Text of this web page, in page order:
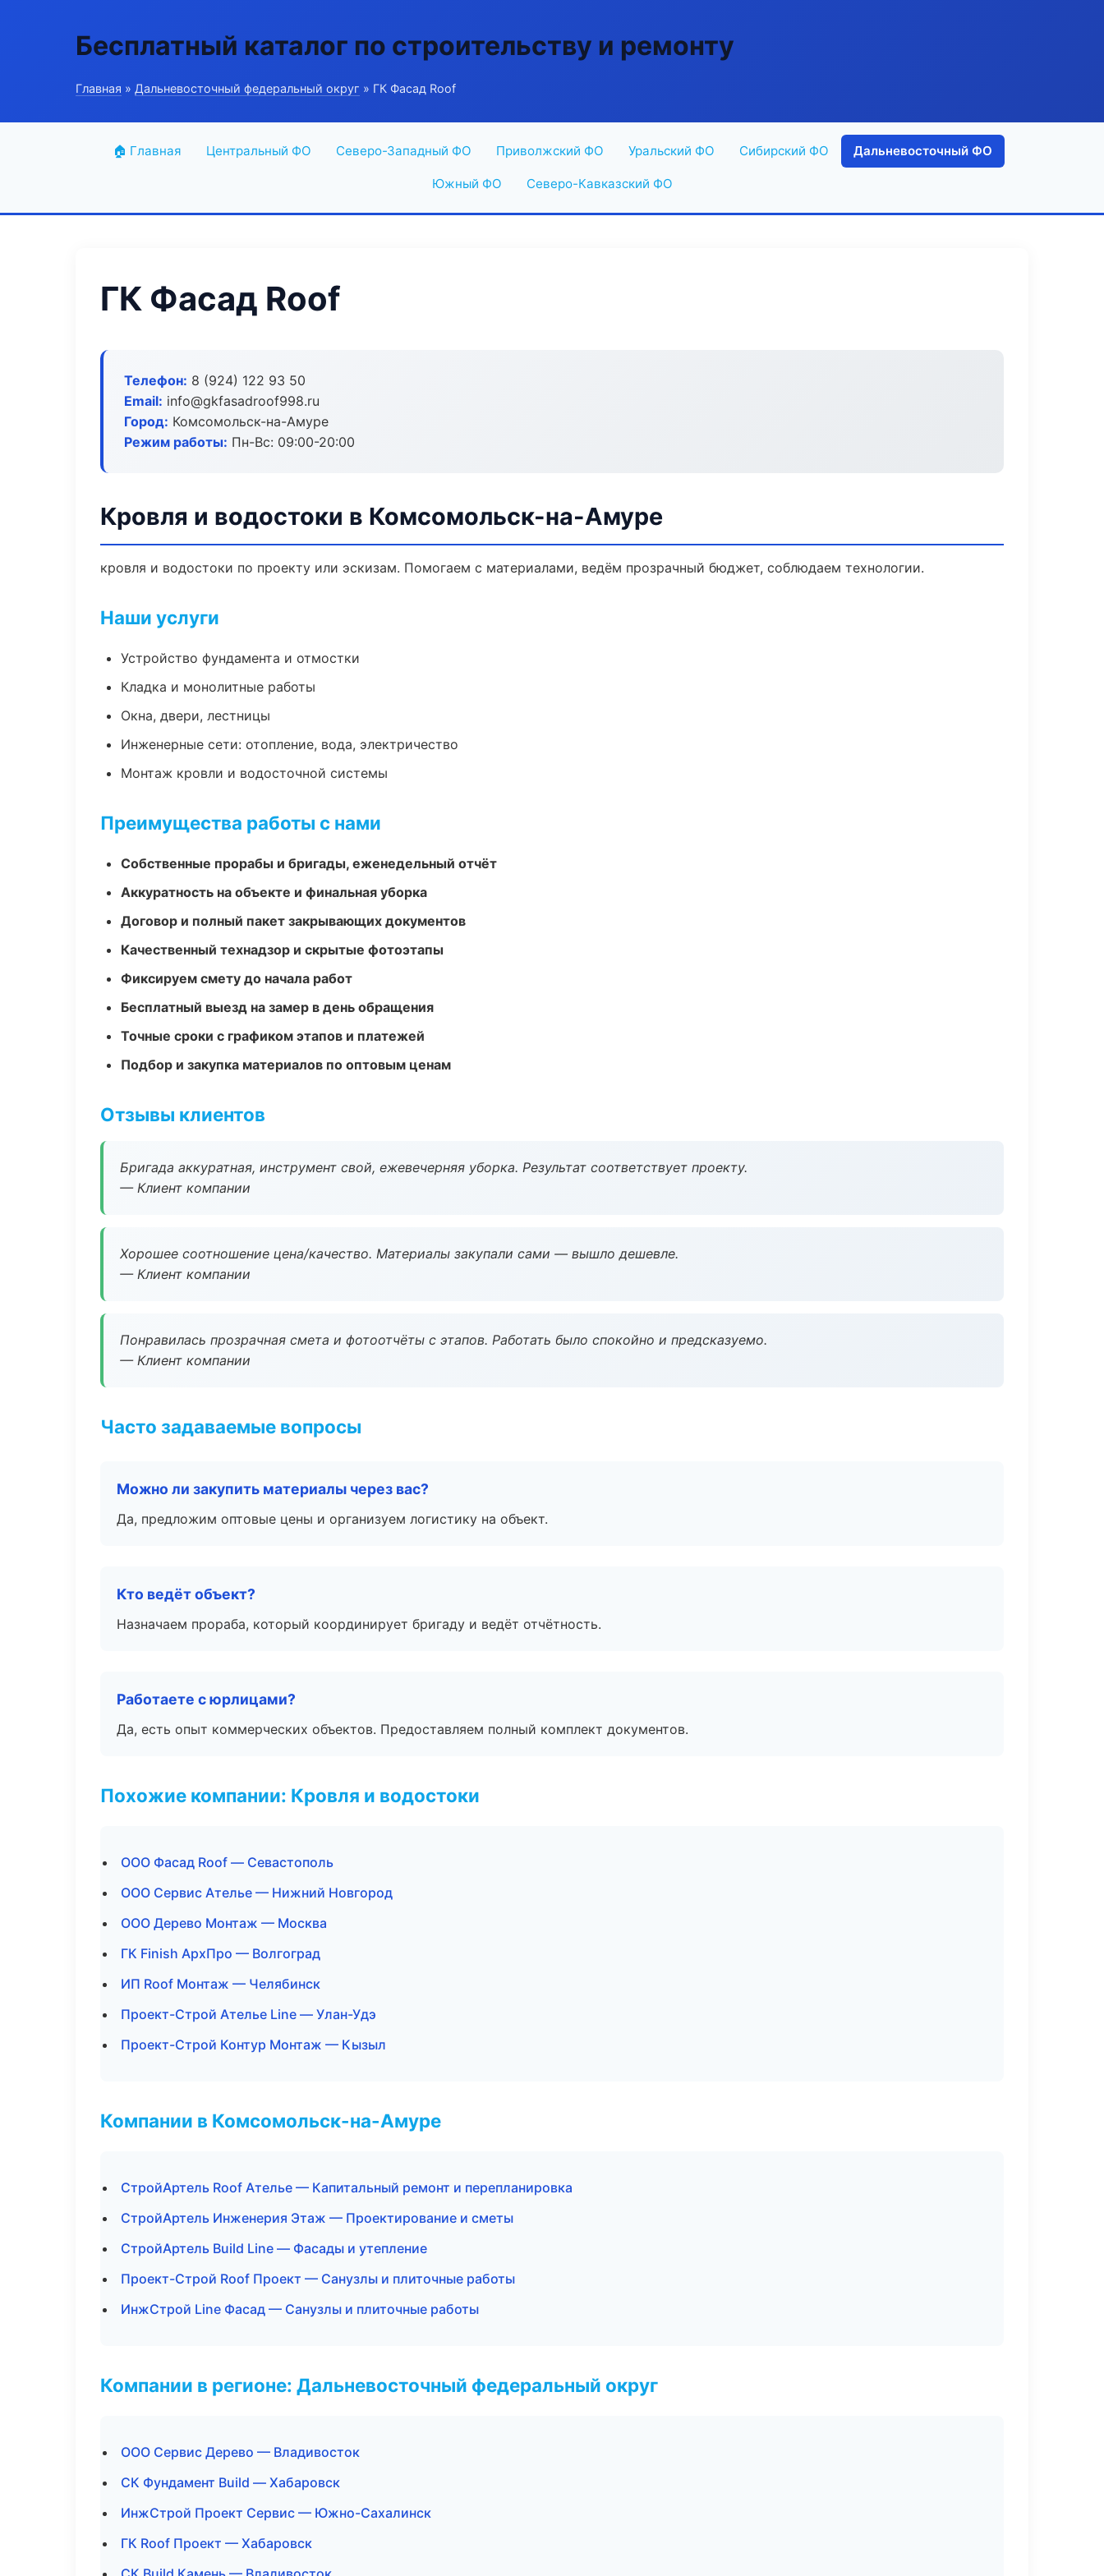
Бесплатный каталог по строительству и ремонту
Главная » Дальневосточный федеральный округ » ГК Фасад Roof
🏠 Главная Центральный ФО Северо-Западный ФО Приволжский ФО Уральский ФО Сибирский ФО Дальневосточный ФО
Южный ФО Северо-Кавказский ФО
ГК Фасад Roof
Телефон: 8 (924) 122 93 50
Email: info@gkfasadroof998.ru
Город: Комсомольск-на-Амуре
Режим работы: Пн-Вс: 09:00-20:00
Кровля и водостоки в Комсомольск-на-Амуре
кровля и водостоки по проекту или эскизам. Помогаем с материалами, ведём прозрачный бюджет, соблюдаем технологии.
Наши услуги
Устройство фундамента и отмостки
Кладка и монолитные работы
Окна, двери, лестницы
Инженерные сети: отопление, вода, электричество
Монтаж кровли и водосточной системы
Преимущества работы с нами
Собственные прорабы и бригады, еженедельный отчёт
Аккуратность на объекте и финальная уборка
Договор и полный пакет закрывающих документов
Качественный технадзор и скрытые фотоэтапы
Фиксируем смету до начала работ
Бесплатный выезд на замер в день обращения
Точные сроки с графиком этапов и платежей
Подбор и закупка материалов по оптовым ценам
Отзывы клиентов
Бригада аккуратная, инструмент свой, ежевечерняя уборка. Результат соответствует проекту.
— Клиент компании
Хорошее соотношение цена/качество. Материалы закупали сами — вышло дешевле.
— Клиент компании
Понравилась прозрачная смета и фотоотчёты с этапов. Работать было спокойно и предсказуемо.
— Клиент компании
Часто задаваемые вопросы
Можно ли закупить материалы через вас?
Да, предложим оптовые цены и организуем логистику на объект.
Кто ведёт объект?
Назначаем прораба, который координирует бригаду и ведёт отчётность.
Работаете с юрлицами?
Да, есть опыт коммерческих объектов. Предоставляем полный комплект документов.
Похожие компании: Кровля и водостоки
ООО Фасад Roof — Севастополь
ООО Сервис Ателье — Нижний Новгород
ООО Дерево Монтаж — Москва
ГК Finish АрхПро — Волгоград
ИП Roof Монтаж — Челябинск
Проект-Строй Ателье Line — Улан-Удэ
Проект-Строй Контур Монтаж — Кызыл
Компании в Комсомольск-на-Амуре
СтройАртель Roof Ателье — Капитальный ремонт и перепланировка
СтройАртель Инженерия Этаж — Проектирование и сметы
СтройАртель Build Line — Фасады и утепление
Проект-Строй Roof Проект — Санузлы и плиточные работы
ИнжСтрой Line Фасад — Санузлы и плиточные работы
Компании в регионе: Дальневосточный федеральный округ
ООО Сервис Дерево — Владивосток
СК Фундамент Build — Хабаровск
ИнжСтрой Проект Сервис — Южно-Сахалинск
ГК Roof Проект — Хабаровск